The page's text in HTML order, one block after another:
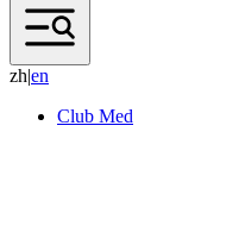
zh|en
Club Med